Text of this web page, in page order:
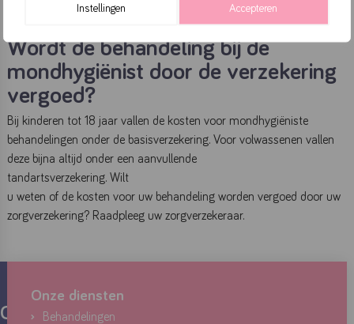
Instellingen Accepteren
inzicht in de kosten.
Wordt de behandeling bij de
mondhygiënist door de verzekering
vergoed?
Bij kinderen tot 18 jaar vallen de kosten voor mondhygiëniste
behandelingen onder de basisverzekering. Voor volwassenen vallen
deze bijna altijd onder een aanvullende
tandartsverzekering. Wilt
u weten of de kosten voor uw behandeling worden vergoed door uw
zorgverzekering? Raadpleeg uw zorgverzekeraar.
Onze diensten
Behandelingen
Over